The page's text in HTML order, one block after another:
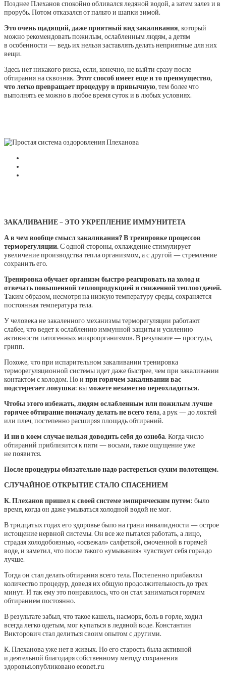
Позднее Плеханов спокойно обливался ледяной водой, а затем залез и в
прорубь. Потом отказался от пальто и шапки зимой.
Это очень щадящий, даже приятный вид закаливания, который
можно рекомендовать пожилым, ослабленным людям, а детям
в особенности — ведь их нельзя заставлять делать неприятные для них
вещи.
Здесь нет никакого риска, если, конечно, не выйти сразу после
обтирания на сквозняк. Этот способ имеет еще и то преимущество,
что легко превращает процедуру в привычную, тем более что
выполнять ее можно в любое время суток и в любых условиях.
ЗАКАЛИВАНИЕ – ЭТО УКРЕПЛЕНИЕ ИММУНИТЕТА
А в чем вообще смысл закаливания? В тренировке процессов
терморегуляции.С одной стороны, охлаждение стимулирует
увеличение производства тепла организмом, а с другой — стремление
сохранить его.
Тренировка обучает организм быстро реагировать на холод и
отвечать повышенной теплопродукцией и сниженной теплоотдачей.
Таким образом, несмотря на низкую температуру среды, сохраняется
постоянная температура тела.
У человека не закаленного механизмы терморегуляции работают
слабее, что ведет к ослаблению иммунной защиты и усилению
активности патогенных микроорганизмов. В результате — простуды,
грипп.
Похоже, что при испарительном закаливании тренировка
терморегуляционной системы идет даже быстрее, чем при закаливании
контактом с холодом. Но и при горячем закаливании вас
подстерегает ловушка: выможете незаметно переохладиться.
Чтобы этого избежать, людям ослабленным или пожилым лучше
горячее обтирание поначалу делать не всего тела, а рук — до локтей
или плеч, постепенно расширяя площадь обтираний.
И ни в коем случае нельзя доводить себя до озноба. Когда число
обтираний приблизится к пяти — восьми, такое ощущение уже
не появится.
После процедуры обязательно надо растереться сухим полотенцем.
СЛУЧАЙНОЕ ОТКРЫТИЕ СТАЛО СПАСЕНИЕМ
К. Плеханов пришел к своей системе эмпирическим путем: было
время, когда он даже умываться холодной водой не мог.
В тридцатых годах его здоровье было на грани инвалидности — острое
истощение нервной системы. Он все же пытался работать, а лицо,
страдая холодобоязнью, «освежал» салфеткой, смоченной в горячей
воде, и заметил, что после такого «умывания» чувствует себя гораздо
лучше.
Тогда он стал делать обтирания всего тела. Постепенно прибавлял
количество процедур, доведя их общую продолжительность до трех
минут. И так ему это понравилось, что он стал заниматься горячим
обтиранием постоянно.
В результате забыл, что такое кашель, насморк, боль в горле, ходил
всегда легко одетым, мог купаться в ледяной воде. Константин
Викторович стал делиться своим опытом с другими.
К. Плеханова уже нет в живых. Но его старость была активной
и деятельной благодаря собственному методу сохранения
здоровья.опубликовано econet.ru